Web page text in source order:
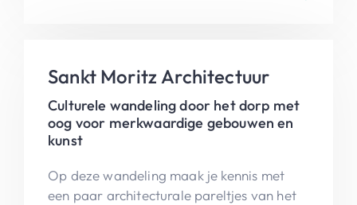
Sankt Moritz Architectuur
Culturele wandeling door het dorp met
oog voor merkwaardige gebouwen en
kunst
Op deze wandeling maak je kennis met
een paar architecturale pareltjes van het